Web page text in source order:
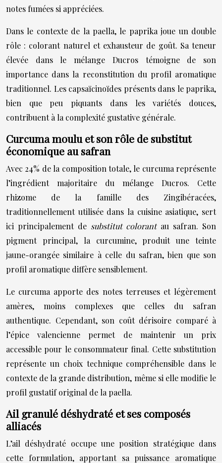
notes fumées si appréciées.
Dans le contexte de la paella, le paprika joue un double
rôle : colorant naturel et exhausteur de goût. Sa teneur
élevée dans le mélange Ducros témoigne de son
importance dans la reconstitution du profil aromatique
traditionnel. Les capsaïcinoïdes présents dans le paprika,
bien que peu piquants dans les variétés douces,
contribuent à la complexité gustative générale.
Curcuma moulu et son rôle de substitut
économique au safran
Avec 24% de la composition totale, le curcuma représente
l’ingrédient majoritaire du mélange Ducros. Cette
rhizome de la famille des Zingibéracées,
traditionnellement utilisée dans la cuisine asiatique, sert
ici principalement de substitut colorant au safran. Son
pigment principal, la curcumine, produit une teinte
jaune-orangée similaire à celle du safran, bien que son
profil aromatique diffère sensiblement.
Le curcuma apporte des notes terreuses et légèrement
amères, moins complexes que celles du safran
authentique. Cependant, son coût dérisoire comparé à
l’épice valencienne permet de maintenir un prix
accessible pour le consommateur final. Cette substitution
représente un choix technique compréhensible dans le
contexte de la grande distribution, même si elle modifie le
profil gustatif original de la paella.
Ail granulé déshydraté et ses composés
alliacés
L’ail déshydraté occupe une position stratégique dans
cette formulation, apportant sa puissance aromatique